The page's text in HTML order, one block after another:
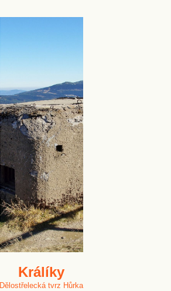
Králíky
Dělostřelecká tvrz Hůrka